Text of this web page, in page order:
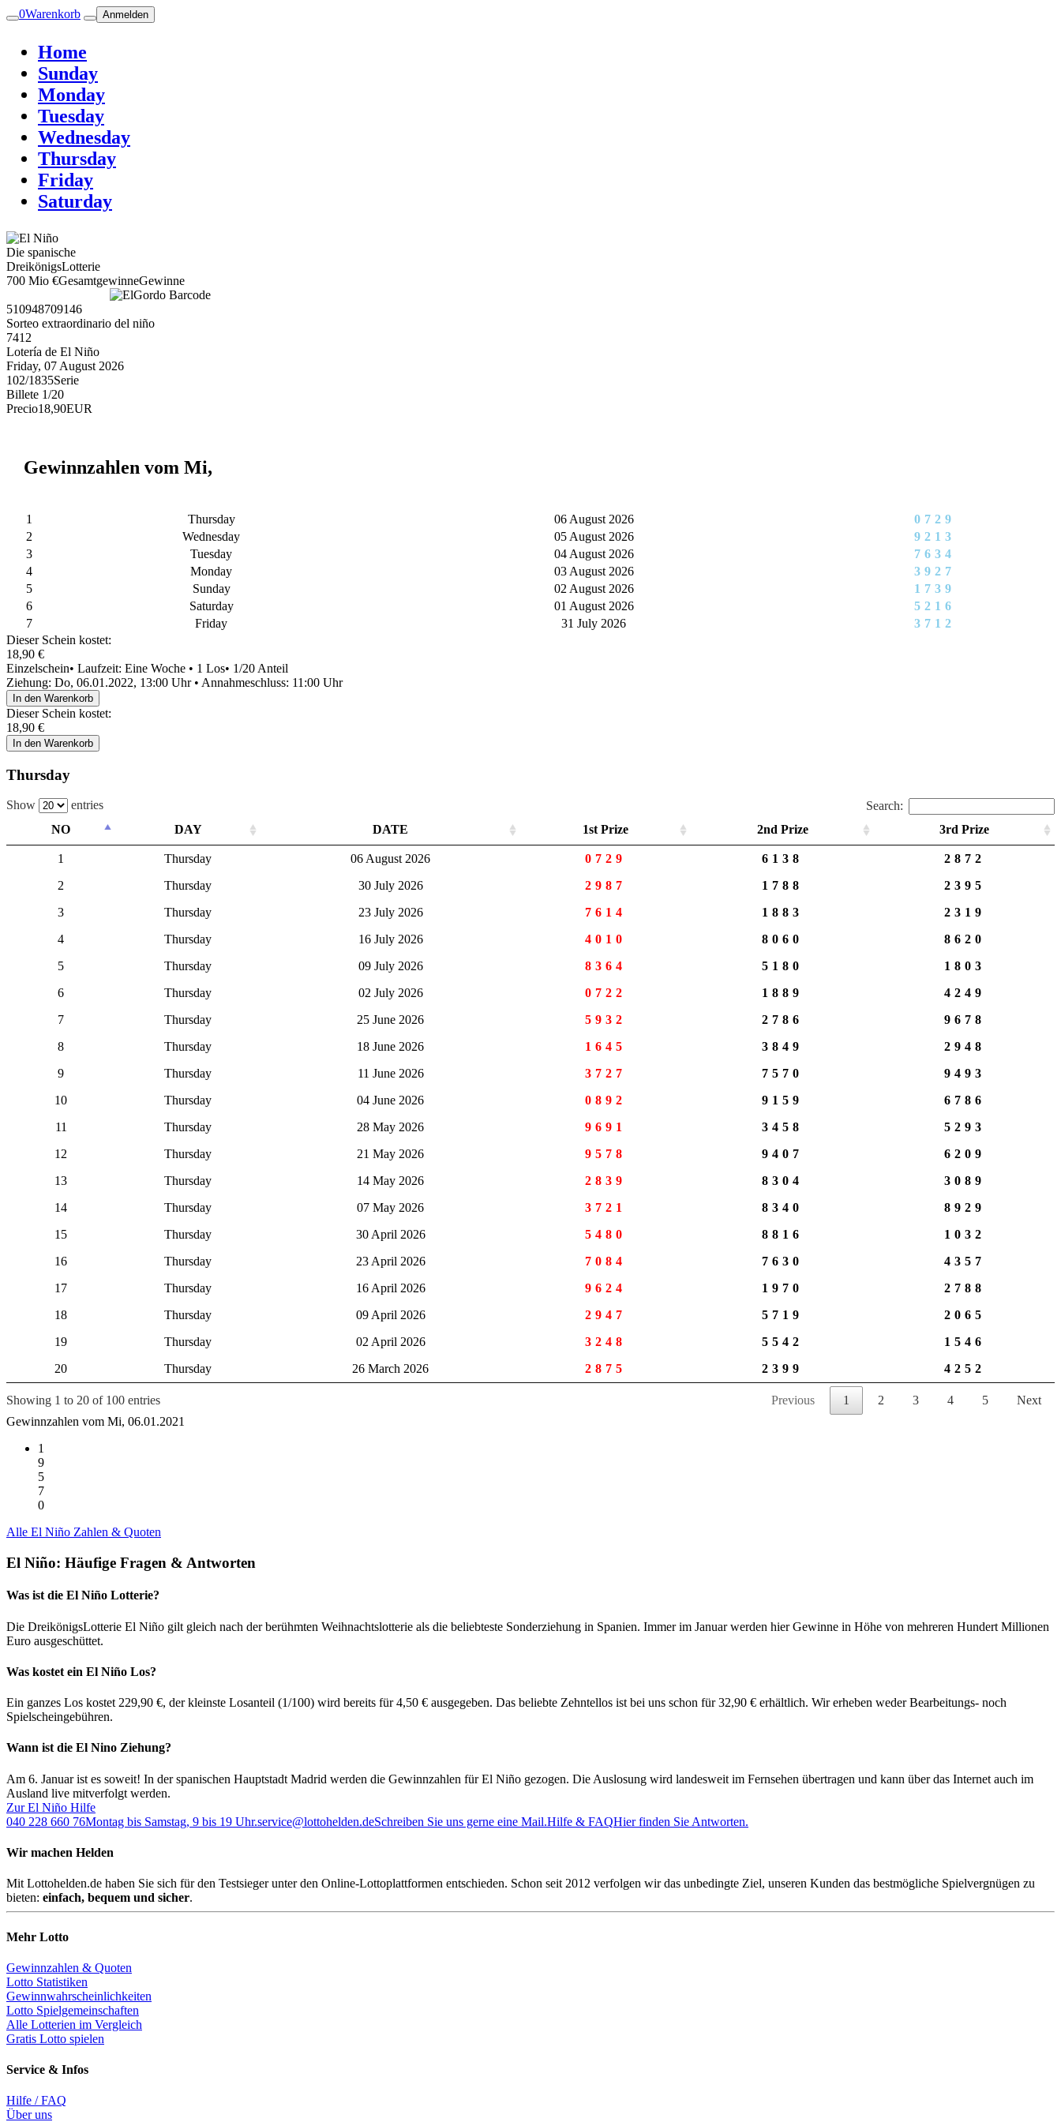
0Warenkorb Anmelden
Home
Sunday
Monday
Tuesday
Wednesday
Thursday
Friday
Saturday
Die spanische
DreikönigsLotterie
700 Mio €GesamtgewinneGewinne
510948709146
Sorteo extraordinario del niño
741 2
Lotería de El Niño
Friday, 07 August 2026
102/1835Serie
Billete 1/20
Precio18,90EUR
Gewinnzahlen vom Mi,
1 Thursday 06 August 2026
0729
2
Wednesday 05 August 2026
9213
3
Tuesday 04 August 2026
7634
4
Monday 03 August 2026
3927
5
Sunday 02 August 2026
1739
6
Saturday 01 August 2026
5216
7
Friday 31 July 2026
3712
Dieser Schein kostet:
18,90 €
Einzelschein• Laufzeit: Eine Woche • 1 Los• 1/20 Anteil
Ziehung: Do, 06.01.2022, 13:00 Uhr• Annahmeschluss: 11:00 Uhr
In den Warenkorb
Dieser Schein kostet:
18,90 €
In den Warenkorb
Thursday
Show entries
Search:
NO
DAY DATE 1st Prize 2nd Prize 3rd Prize
1 Thursday 06 August 2026 0729 6138
2872
2
Thursday 30 July 2026 2987 1788
2395
3
Thursday 23 July 2026 7614 1883
2319
4
Thursday 16 July 2026 4010 8060
8620
5
Thursday 09 July 2026 8364 5180
1803
6
Thursday 02 July 2026 0722 1889
4249
7
Thursday 25 June 2026 5932 2786
9678
8
Thursday 18 June 2026 1645 3849
2948
9
Thursday 11 June 2026 3727 7570
9493
10
Thursday 04 June 2026 0892 9159
6786
11
Thursday 28 May 2026 9691 3458
5293
12
Thursday 21 May 2026 9578 9407
6209
13
Thursday 14 May 2026 2839 8304
3089
14
Thursday 07 May 2026 3721 8340
8929
15
Thursday 30 April 2026 5480 8816
1032
16
Thursday 23 April 2026 7084 7630
4357
17
Thursday 16 April 2026 9624 1970
2788
18
Thursday 09 April 2026 2947 5719
2065
19
Thursday 02 April 2026 3248 5542
1546
20
Thursday 26 March 2026 2875 2399 4252
Showing 1 to 20 of 100 entries Previous 1 2 3 4 5
Next
Gewinnzahlen vom Mi, 06.01.2021
1
9
5
7
0
Alle El Niño Zahlen & Quoten
El Niño: Häufige Fragen & Antworten
Was ist die El Niño Lotterie?
Die DreikönigsLotterie El Niño gilt gleich nach der berühmten Weihnachtslotterie als die beliebteste Sonderziehung in Spanien. Immer im Januar werden hier Gewinne in Höhe von mehreren Hundert Millionen
Euro ausgeschüttet.
Was kostet ein El Niño Los?
Ein ganzes Los kostet 229,90 €, der kleinste Losanteil (1/100) wird bereits für 4,50 € ausgegeben. Das beliebte Zehntellos ist bei uns schon für 32,90 € erhältlich. Wir erheben weder Bearbeitungs- noch
Spielscheingebühren.
Wann ist die El Nino Ziehung?
Am 6. Januar ist es soweit! In der spanischen Hauptstadt Madrid werden die Gewinnzahlen für El Niño gezogen. Die Auslosung wird landesweit im Fernsehen übertragen und kann über das Internet auch im
Ausland live mitverfolgt werden.
Zur El Niño Hilfe
040 228 660 76Montag bis Samstag, 9 bis 19 Uhr.service@lottohelden.deSchreiben Sie uns gerne eine Mail.Hilfe & FAQHier finden Sie Antworten.
Wir machen Helden
Mit Lottohelden.de haben Sie sich für den Testsieger unter den Online-Lottoplattformen entschieden. Schon seit 2012 verfolgen wir das unbedingte Ziel, unseren Kunden das bestmögliche Spielvergnügen zu
bieten: einfach, bequem und sicher.
Mehr Lotto
Gewinnzahlen & Quoten
Lotto Statistiken
Gewinnwahrscheinlichkeiten
Lotto Spielgemeinschaften
Alle Lotterien im Vergleich
Gratis Lotto spielen
Service & Infos
Hilfe / FAQ
Über uns